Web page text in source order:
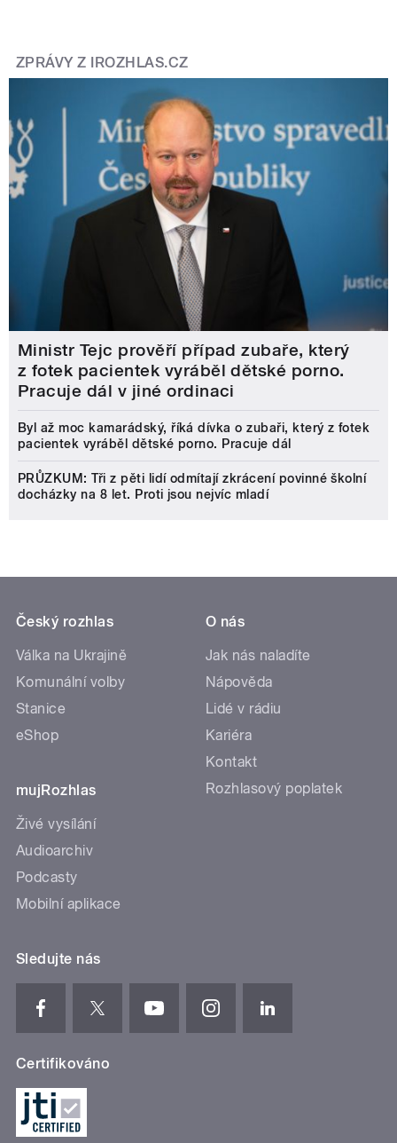
ZPRÁVY Z IROZHLAS.CZ
Ministr Tejc prověří případ zubaře, který
z fotek pacientek vyráběl dětské porno.
Pracuje dál v jiné ordinaci
Byl až moc kamarádský, říká dívka o zubaři, který z fotek
pacientek vyráběl dětské porno. Pracuje dál
PRŮZKUM: Tři z pěti lidí odmítají zkrácení povinné školní
docházky na 8 let. Proti jsou nejvíc mladí
Český rozhlas
Válka na Ukrajině
Komunální volby
Stanice
eShop
mujRozhlas
Živé vysílání
Audioarchiv
Podcasty
Mobilní aplikace
O nás
Jak nás naladíte
Nápověda
Lidé v rádiu
Kariéra
Kontakt
Rozhlasový poplatek
Sledujte nás
Certifikováno